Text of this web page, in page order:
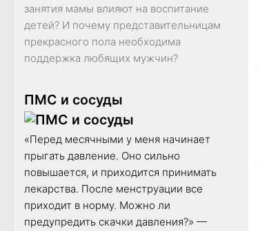
занятия мамы влияют на воспитание
детей? И почему представительницам
прекрасного пола необходима
поддержка любящих мужчин?
ПМС и сосуды
«Перед месячными у меня начинает
прыгать давление. Оно сильно
повышается, и приходится принимать
лекарства. После менструации все
приходит в норму. Можно ли
предупредить скачки давления?» —